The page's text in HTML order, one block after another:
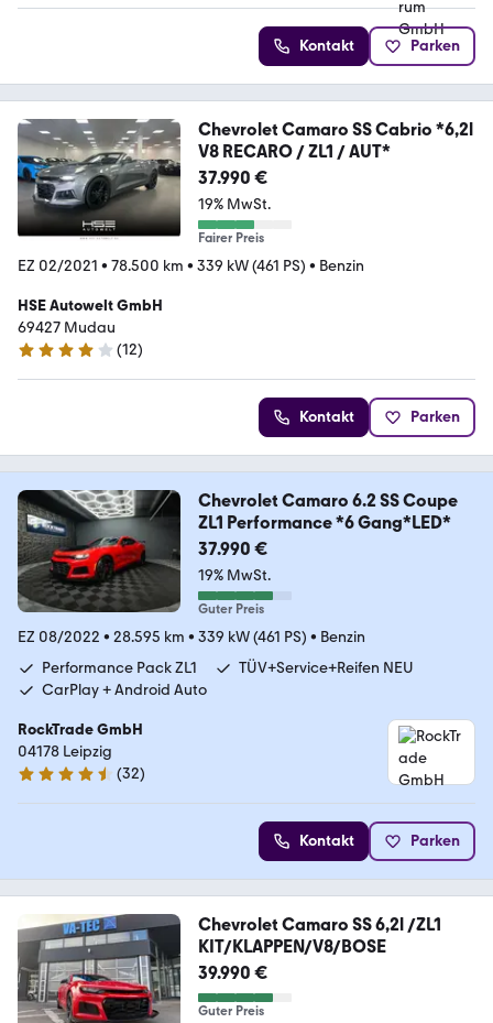
Kontakt Parken
Chevrolet Camaro SS Cabrio *6,2l
V8 RECARO / ZL1 / AUT*
37.990 €
19% MwSt.
Fairer Preis
EZ 02/2021 • 78.500 km • 339 kW (461 PS) • Benzin
HSE Autowelt GmbH
69427 Mudau
4.2 Sterne
(12)
Kontakt Parken
Chevrolet Camaro 6.2 SS Coupe
ZL1 Performance *6 Gang*LED*
37.990 €
19% MwSt.
Guter Preis
EZ 08/2022 • 28.595 km • 339 kW (461 PS) • Benzin
Performance Pack ZL1
TÜV+Service+Reifen NEU
CarPlay + Android Auto
RockTrade GmbH
04178 Leipzig
4.7 Sterne
(32)
Kontakt Parken
Chevrolet Camaro SS 6,2l /ZL1
KIT/KLAPPEN/V8/BOSE
39.990 €
Guter Preis